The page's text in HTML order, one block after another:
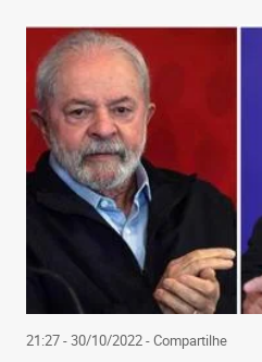
21:27 - 30/10/2022- Compartilhe